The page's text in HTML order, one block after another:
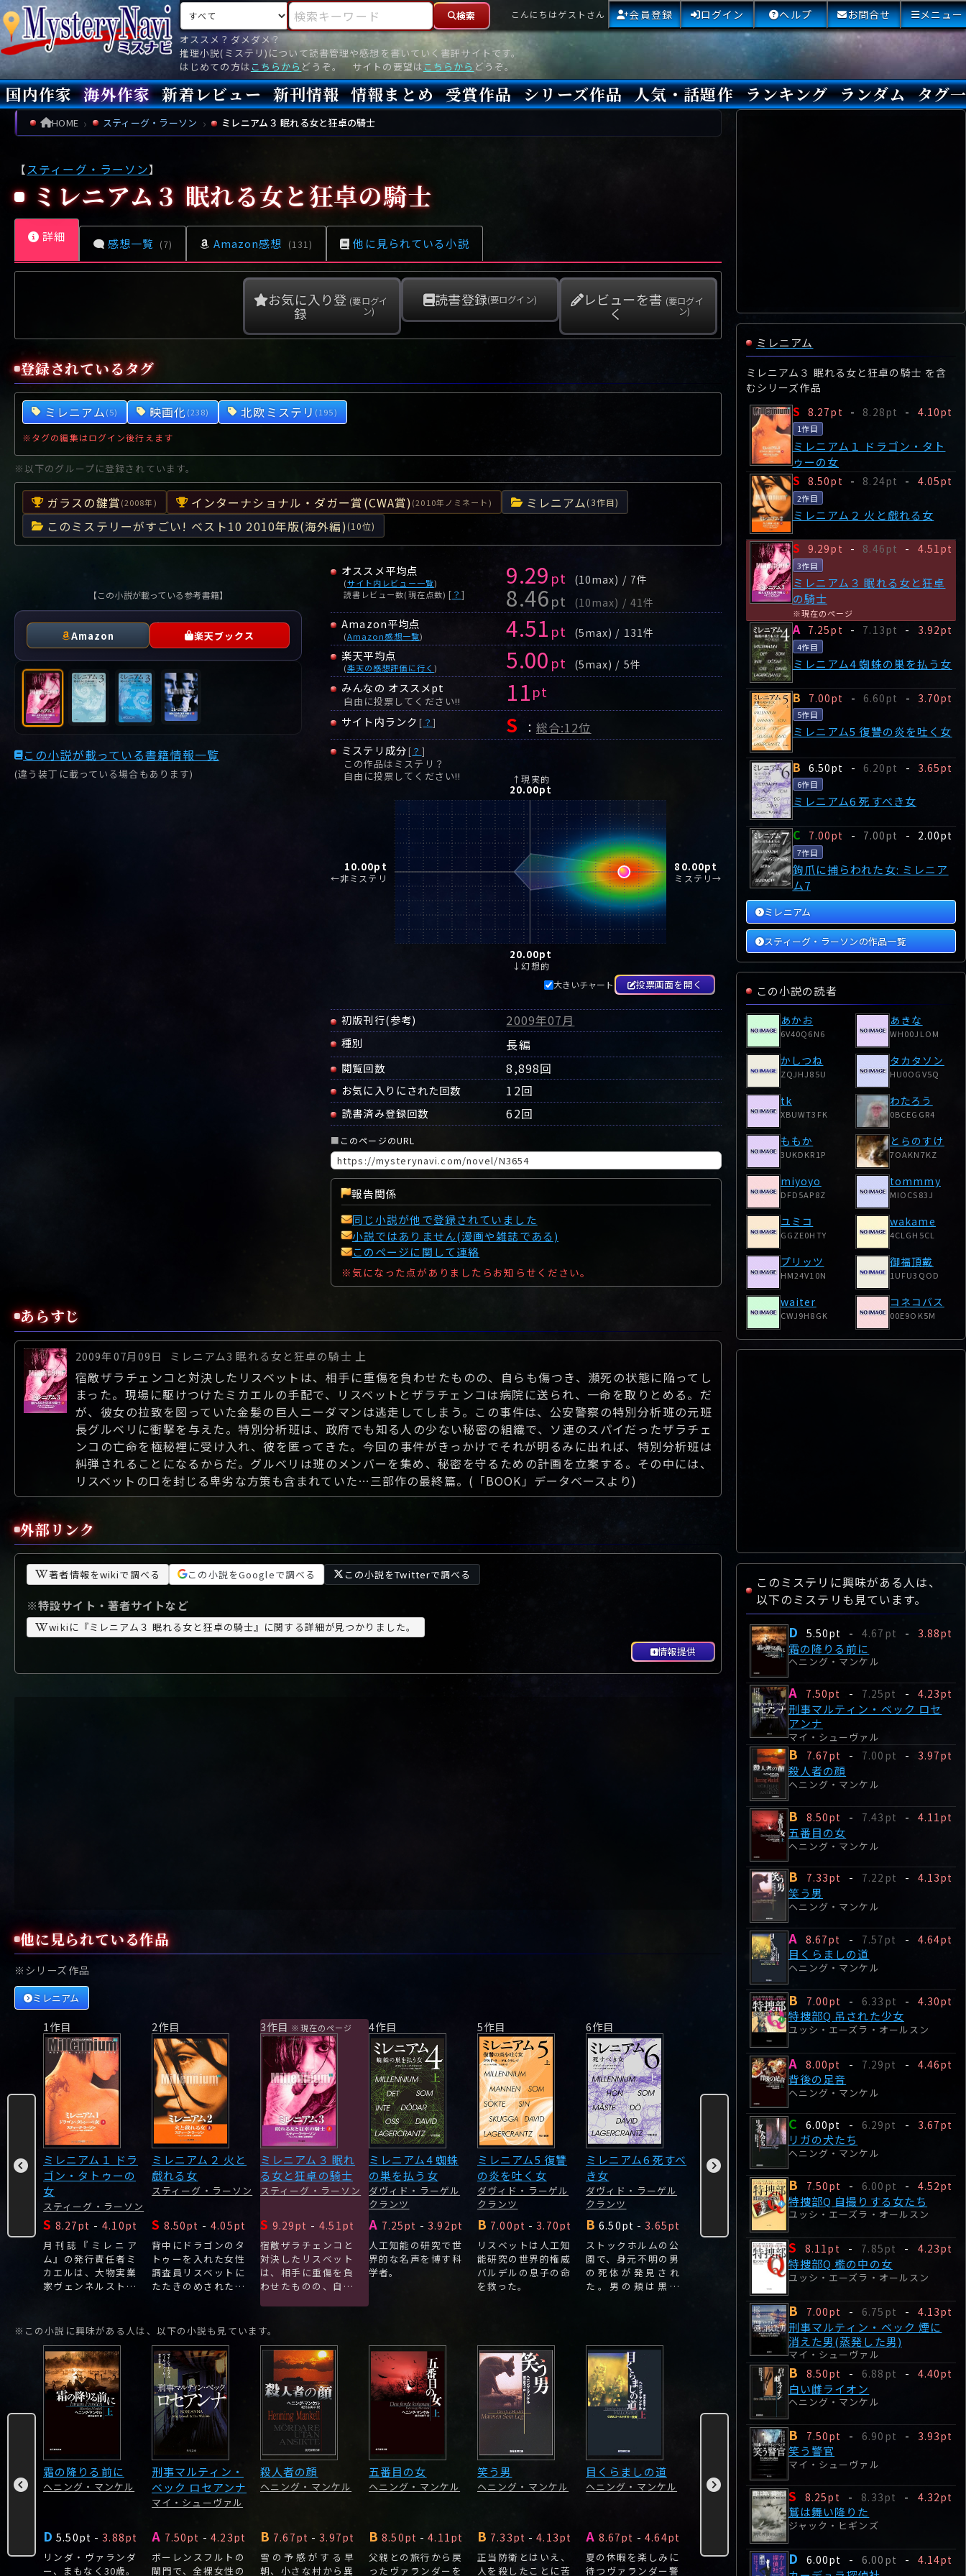
オススメ？ダメダメ？
推理小説(ミステリ)について読書管理や感想を書いていく書評サイトです。
はじめての方は こちらから どうぞ。 サイトの要望は こちらから どうぞ。
検索対象 検索キーワード
検索 こんにちはゲストさん 会員登録 ログイン ヘルプ お問合せ メニュー
国内作家
あ行 あ い う え
お
す
そ
た行
た ち つ て
と
な行
な に ぬ ね
は行
は ひ ふ へ
ほ
ら行
ら
わ行
わ
海外作家
ア行 ア イ ウ エ
オ
サ行
サ シ ス セ
ソ
タ行
タ チ ツ テ
ト
ナ行
ナ ニ ヌ ネ
ノ
ハ行
ハ ヒ フ ヘ
ホ
モ
ワ行
ワ
新着レビュー 新刊情報
新刊情報
文庫新刊
新刊高評価
今月(8月)発売
先月(7月)発売
先々月(6月)発売
情報まとめ
『本格ミステリベスト』2026年版
『本格ミステリベスト』(海外)
『このミステリーがすごい!』2026年版
『このミステリーがすごい!』(海外)
『ミステリが読みたい!』2026年版
『ミステリが読みたい!』(海外)
『週刊文春ミステリーベスト10』2025年版
『週刊文春ミステリーベスト10』(海外)
本格ミステリ・エターナル300
本格ミステリ・ディケイド300
本格ミステリ・クロニクル300
ミステリー・リーグ
東西ミステリーベスト100 2012年版(国内)
東西ミステリーベスト100 2012年版(海外)
その他をもっとみる
受賞作品 シリーズ作品 人気・話題作 ランキング ランダム タグ
HOME スティーグ・ラーソン ミレニアム３ 眠れる女と狂卓の騎士
【スティーグ・ラーソン】
ミレニアム３ 眠れる女と狂卓の騎士
詳細 感想一覧 (7) Amazon感想 (131) 他に見られている小説
お気に入り登
録
(要ログイ
ン)
読書登録(要ログイン) レビューを書
く
(要ログイ
ン)
登録されているタグ
ミレニアム(5) 映画化(238) 北欧ミステリ(195)
※タグの編集はログイン後行えます
※以下のグループに登録されています。
ガラスの鍵賞(2008年) インターナショナル・ダガー賞(CWA賞)(2010年ノミネート) ミレニアム(3作目)
このミステリーがすごい! ベスト10 2010年版(海外編)(10位)
【この小説が載っている参考書籍】
Amazon 楽天ブックス
この小説が載っている書籍情報一覧
(違う装丁に載っている場合もあります)
オススメ平均点
(サイト内レビュー一覧)
読書レビュー数(現在点数) [ ？ ]
9.29 pt (10max) / 7件
8.46pt (10max) / 41件
Amazon平均点
(Amazon感想一覧) 4.51 pt (5max) / 131件
楽天平均点
(楽天の感想評価に行く ) 5.00 pt (5max) / 5件
みんなの オススメpt
自由に投票してください!! 11pt
サイト内ランク [ ？ ] S ： 総合:12位
ミステリ成分 [ ？ ]
この作品はミステリ？
自由に投票してください!!
↑現実的
20.00pt
10.00pt
←非ミステリ
80.00pt
ミステリ→
20.00pt
↓幻想的
大きいチャート
投票画面を開く
初版刊行(参考) 2009年07月
種別 長編
閲覧回数 8,898回
お気に入りにされた回数 12回
読書済み登録回数 62回
■ このページのURL
報告関係
同じ小説が他で登録されていました
小説ではありません(漫画や雑誌である)
このページに関して連絡
※気になった点がありましたらお知らせください。
あらすじ
2009年07月09日 ミレニアム3 眠れる女と狂卓の騎士 上
宿敵ザラチェンコと対決したリスベットは、相手に重傷を負わせたものの、自らも傷つき、瀕死の状態に陥ってし
まった。現場に駆けつけたミカエルの手配で、リスベットとザラチェンコは病院に送られ、一命を取りとめる。だ
が、彼女の拉致を図っていた金髪の巨人ニーダマンは逃走してしまう。この事件は、公安警察の特別分析班の元班
長グルベリに衝撃を与えた。特別分析班は、政府でも知る人の少ない秘密の組織で、ソ連のスパイだったザラチェ
ンコの亡命を極秘裡に受け入れ、彼を匿ってきた。今回の事件がきっかけでそれが明るみに出れば、特別分析班は
糾弾されることになるからだ。グルベリは班のメンバーを集め、秘密を守るための計画を立案する。その中には、
リスベットの口を封じる卑劣な方策も含まれていた…三部作の最終篇。(「BOOK」データベースより)
外部リンク
著者情報をwikiで調べる この小説をGoogleで調べる この小説をTwitterで調べる
※特設サイト・著者サイトなど
wikiに『ミレニアム３ 眠れる女と狂卓の騎士』に関する詳細が見つかりました。
情報提供
他に見られている作品
※シリーズ作品
ミレニアム
れた
7
1作目
ミレニアム１ ドラ
ゴン・タトゥーの
女
スティーグ・ラーソン
S 8.27pt - 4.10pt
月刊誌『ミレニア
ム』の発行責任者ミ
カエルは、大物実業
家ヴェンネルストレ
た。
2作目
ミレニアム２ 火と
戯れる女
スティーグ・ラーソン
S 8.50pt - 4.05pt
背中にドラゴンのタ
トゥーを入れた女性
調査員リスベットに
たたきのめされた彼
誓っていた。
3作目 ※現在のページ
ミレニアム３ 眠れ
る女と狂卓の騎士
スティーグ・ラーソン
S 9.29pt - 4.51pt
宿敵ザラチェンコと
対決したリスベット
は、相手に重傷を負
わせたものの、自ら
た。
4作目
ミレニアム4 蜘蛛
の巣を払う女
ダヴィド・ラーゲル
クランツ
A 7.25pt - 3.92pt
人工知能の研究で世
界的な名声を博す科
学者。
5作目
ミレニアム5 復讐
の炎を吐く女
ダヴィド・ラーゲル
クランツ
B 7.00pt - 3.70pt
リスベットは人工知
能研究の世界的権威
バルデルの息子の命
を救った。
6作目
ミレニアム6 死すべ
き女
ダヴィド・ラーゲル
クランツ
B 6.50pt - 3.65pt
ストックホルムの公
園で、身元不明の男
の死体が発見され
た。男の頬は黒ず
鉤爪に捕らわれた
女: ミレニアム7
カーリン・スミルノ
2.00pt
娘の結婚式に出席す
るため、スウェーデ
ン北部に向かうミカ
1作目
ミレニアム１ ドラ
ゴン・タトゥーの
女
スティーグ・ラーソン
S
月刊誌『ミレニア
ム』の発行責任者ミ
カエルは、大物実業
家ヴェンネルストレ
ムの違法行為を暴露
する記事を発表し
た。
2作目
戯れる女
スティー
S
背中にド
トゥーを
調査員リ
女の後見
ン弁護士
誓っていた
※この小説に興味がある人は、以下の小説も見ています。
地下
霜の降りる前に
ヘニング・マンケル
D 5.50pt - 3.88pt
リンダ・ヴァランダ
ー、まもなく30歳。
刑事マルティン・
ベック ロセアンナ
マイ・シューヴァル
A 7.50pt - 4.23pt
ボーレンスフルトの
閘門で、全裸女性の
殺人者の顔
ヘニング・マンケル
B 7.67pt - 3.97pt
雪の予感がする早
朝、小さな村から異
五番目の女
ヘニング・マンケル
B 8.50pt - 4.11pt
父親との旅行から戻
ったヴァランダーを
笑う男
ヘニング・マンケル
B 7.33pt - 4.13pt
正当防衛とはいえ、
人を殺したことに苦
目くらましの道
ヘニング・マンケル
A 8.67pt - 4.64pt
夏の休暇を楽しみに
待つヴァランダー警
特捜部Q 吊された
少女
ユッシ・エーズラ・オ
4.30pt
コペンハーゲン警察
の特捜部Qは未解決
背後の足音
ヘニング・マンケル
A
夏至前夜、三人の若
者が公園でパーティ
ヘニング・
スウェー
海岸に、
ミレニアム
ミレニアム３ 眠れる女と狂卓の騎士 を含
むシリーズ作品
S 8.27pt - 8.28pt - 4.10pt
1作目
ミレニアム１ ドラゴン・タト
ゥーの女
S 8.50pt - 8.24pt - 4.05pt
2作目
ミレニアム２ 火と戯れる女
S 9.29pt - 8.46pt - 4.51pt
3作目
ミレニアム３ 眠れる女と狂卓
の騎士
※現在のページ
A 7.25pt - 7.13pt - 3.92pt
4作目
ミレニアム4 蜘蛛の巣を払う女
B 7.00pt - 6.60pt - 3.70pt
5作目
ミレニアム5 復讐の炎を吐く女
B 6.50pt - 6.20pt - 3.65pt
6作目
ミレニアム6 死すべき女
C 7.00pt - 7.00pt - 2.00pt
7作目
鉤爪に捕らわれた女: ミレニア
ム7
ミレニアム
スティーグ・ラーソンの作品一覧
この小説の読者
あかお
6V40Q6N6
あきな
WH00JLOM
かしつね
ZQJHJ85U
タカタソン
HU0OGV5Q
tk
XBUWT3FK
わたろう
0BCEGGR4
ももか
3UKDKR1P
とらのすけ
7OAKN7KZ
miyoyo
DFD5AP8Z
tommmy
MIOCS83J
ユミコ
GGZE0HTY
wakame
4CLGH5CL
プリッツ
HM24V10N
御福頂戴
1UFU3QOD
waiter
CWJ9H8GK
コネコバス
00E9OK5M
このミステリに興味がある人は、
以下のミステリも見ています。
D 5.50pt - 4.67pt - 3.88pt
霜の降りる前に
ヘニング・マンケル
A 7.50pt - 7.25pt - 4.23pt
刑事マルティン・ベック ロセ
アンナ
マイ・シューヴァル
B 7.67pt - 7.00pt - 3.97pt
殺人者の顔
ヘニング・マンケル
B 8.50pt - 7.43pt - 4.11pt
五番目の女
ヘニング・マンケル
B 7.33pt - 7.22pt - 4.13pt
笑う男
ヘニング・マンケル
A 8.67pt - 7.57pt - 4.64pt
目くらましの道
ヘニング・マンケル
B 7.00pt - 6.33pt - 4.30pt
特捜部Q 吊された少女
ユッシ・エーズラ・オールスン
A 8.00pt - 7.29pt - 4.46pt
背後の足音
ヘニング・マンケル
C 6.00pt - 6.29pt - 3.67pt
リガの犬たち
ヘニング・マンケル
B 7.50pt - 6.00pt - 4.52pt
特捜部Q 自撮りする女たち
ユッシ・エーズラ・オールスン
S 8.11pt - 7.85pt - 4.23pt
特捜部Q 檻の中の女
ユッシ・エーズラ・オールスン
B 7.00pt - 6.75pt - 4.13pt
刑事マルティン・ベック 煙に
消えた男(蒸発した男)
マイ・シューヴァル
B 8.50pt - 6.88pt - 4.40pt
白い雌ライオン
ヘニング・マンケル
B 7.50pt - 6.90pt - 3.93pt
笑う警官
マイ・シューヴァル
S 8.25pt - 8.33pt - 4.32pt
鷲は舞い降りた
ジャック・ヒギンズ
D 6.00pt - 6.00pt - 4.14pt